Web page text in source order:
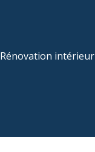
Rénovation intérieur